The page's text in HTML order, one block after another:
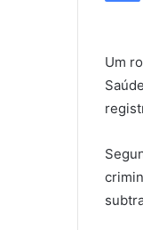
Um